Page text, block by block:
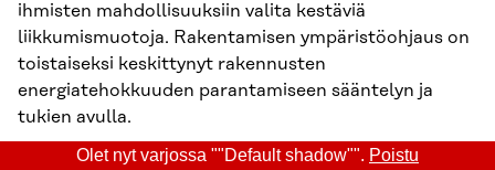
ihmisten mahdollisuuksiin valita kestäviä
liikkumismuotoja. Rakentamisen ympäristöohjaus on
toistaiseksi keskittynyt rakennusten
energiatehokkuuden parantamiseen sääntelyn ja
tukien avulla.
Olet nyt varjossa ""Default shadow"". Poistu